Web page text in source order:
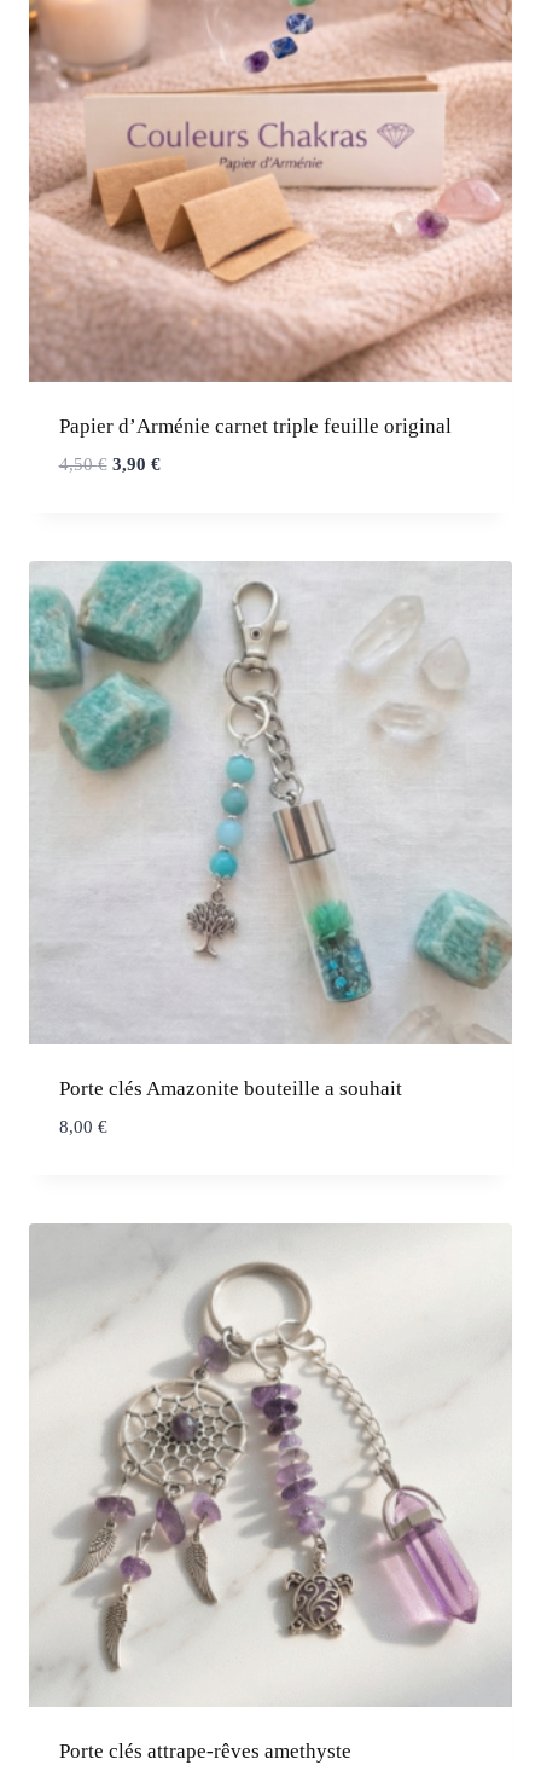
Papier d’Arménie carnet triple feuille original
4,50€ Le
4,50 €.
3,90 €Le
3,90 €.
Porte clés Amazonite bouteille a souhait
8,00 €
Porte clés attrape-rêves amethyste